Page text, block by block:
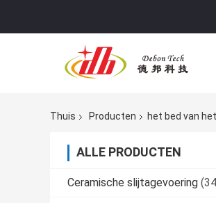
Thuis Producten het bed van
ALLE PRODUCTEN
Ceramische slijtagevoering